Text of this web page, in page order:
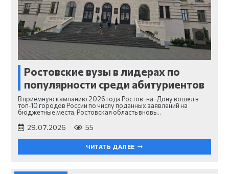
Ростовские вузы в лидерах по
популярности среди абитуриентов
В приемную кампанию 2026 года Ростов-на-Дону вошел в
топ‑10 городов России по числу поданных заявлений на
бюджетные места. Ростовская область вновь…
29.07.2026 55
ЧИТАТЬ ДАЛЕЕ